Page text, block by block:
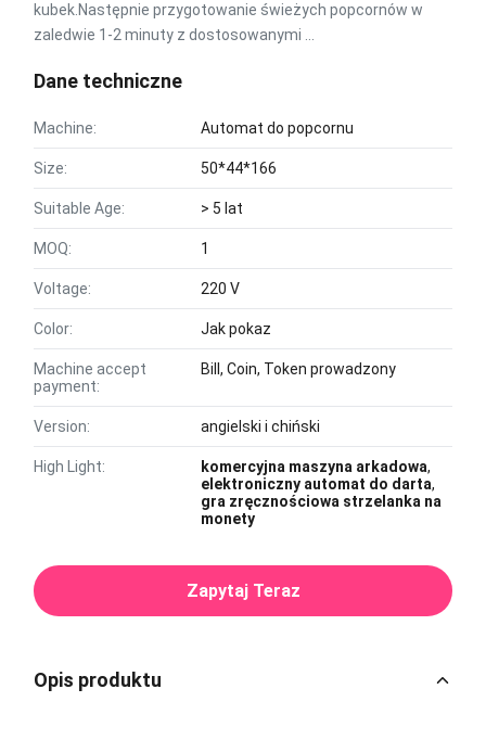
kubek.Następnie przygotowanie świeżych popcornów w
zaledwie 1-2 minuty z dostosowanymi ...
Dane techniczne
Machine: Automat do popcornu
Size: 50*44*166
Suitable Age: > 5 lat
MOQ: 1
Voltage: 220 V
Color: Jak pokaz
Machine accept
payment:
Bill, Coin, Token prowadzony
Version: angielski i chiński
High Light: komercyjna maszyna arkadowa,
elektroniczny automat do darta,
gra zręcznościowa strzelanka na
monety
Zapytaj Teraz
Opis produktu